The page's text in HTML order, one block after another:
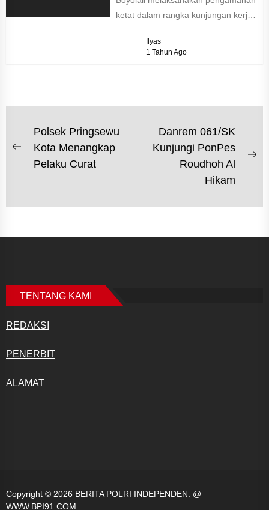
ketat dalam rangka kunjungan kerja
Gibran Rakabuming Raka...
Ilyas
1 Tahun Ago
NAVIGASI
POS
Previous
post:
Polsek Pringsewu
Kota Menangkap
Pelaku Curat
Danrem 061/SK
Kunjungi PonPes
Roudhoh Al
Hikam
TENTANG KAMI
REDAKSI
PENERBIT
ALAMAT
Copyright © 2026 BERITA POLRI INDEPENDEN. @
WWW.BPI91.COM